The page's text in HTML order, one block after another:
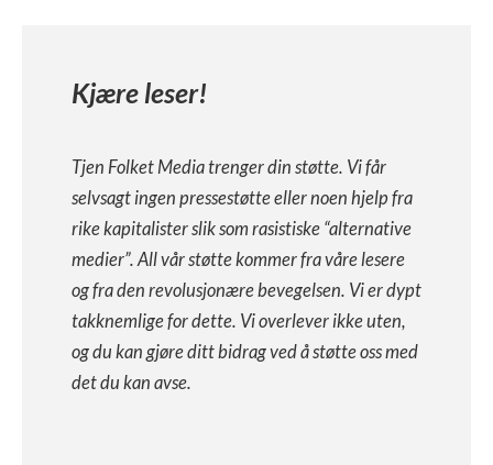
Kjære leser!
Tjen Folket Media trenger din støtte. Vi får
selvsagt ingen pressestøtte eller noen hjelp fra
rike kapitalister slik som rasistiske “alternative
medier”. All vår støtte kommer fra våre lesere
og fra den revolusjonære bevegelsen. Vi er dypt
takknemlige for dette. Vi overlever ikke uten,
og du kan gjøre ditt bidrag ved å støtte oss med
det du kan avse.